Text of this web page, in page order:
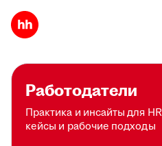
Работодатели
Практика и инсайты для
кейсы и рабочие подходы